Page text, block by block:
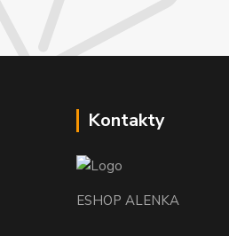
Kontakty
ESHOP ALENKA